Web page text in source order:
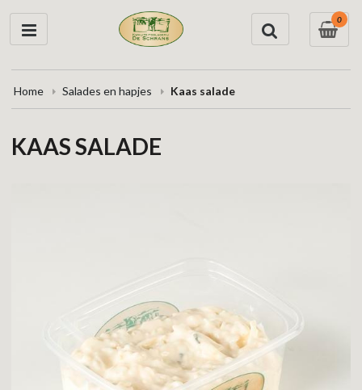
0
Home Salades en hapjes Kaas salade
KAAS SALADE